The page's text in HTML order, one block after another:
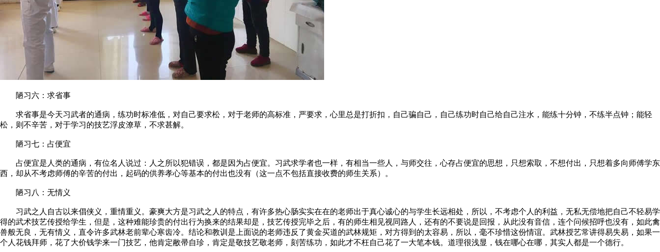
陋习六：求省事
求省事是今天习武者的通病，练功时标准低，对自己要求松，对于老师的高标准，严要求，心里总是打折扣，自己骗自己，自己练功时自己给自己注水，能练十分钟，不练半点钟；能轻
松，则不辛苦，对于学习的技艺浮皮潦草，不求甚解。
陋习七：占便宜
占便宜是人类的通病，有位名人说过：人之所以犯错误，都是因为占便宜。习武求学者也一样，有相当一些人，与师交往，心存占便宜的思想，只想索取，不想付出，只想着多向师傅学东
西，却从不考虑师傅的辛苦的付出，起码的供养孝心等基本的付出也没有（这一点不包括直接收费的师生关系）。
陋习八：无情义
习武之人自古以来倡侠义，重情重义。豪爽大方是习武之人的特点，有许多热心肠实实在在的老师出于真心诚心的与学生长远相处，所以，不考虑个人的利益，无私无偿地把自己不轻易学
得的武术技艺传授给学生，但是，这种难能珍贵的付出行为换来的结果却是，技艺传授完毕之后，有的师生相见视同路人，还有的不要说是回报，从此没有音信，连个问候招呼也没有，如此禽
兽般无良，无有情义，直令许多武林老前辈心寒齿冷。结论和教训是上面说的老师违反了黄金买道的武林规矩，对方得到的太容易，所以，毫不珍惜这份情谊。武林授艺常讲得易失易，如果一
个人花钱拜师，花了大价钱学来一门技艺，他肯定敝帚自珍，肯定是敬技艺敬老师，刻苦练功，如此才不枉自己花了一大笔本钱。道理很浅显，钱在哪心在哪，其实人都是一个德行。